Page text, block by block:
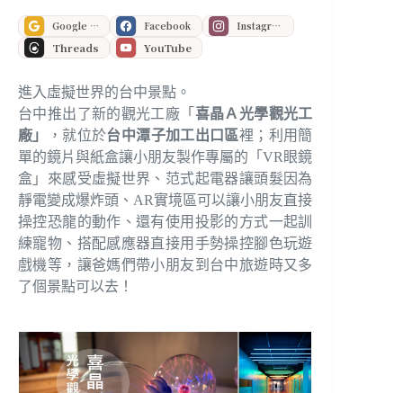
Google 偏好來源 Facebook Instagram
Threads YouTube
進入虛擬世界的台中景點。
台中推出了新的觀光工廠「 喜晶Ａ光學觀光工
廠」
，就位於台中潭子加工出口區裡；利用簡
單的鏡片與紙盒讓小朋友製作專屬的「VR眼鏡
盒」來感受虛擬世界、范式起電器讓頭髮因為
靜電變成爆炸頭、AR實境區可以讓小朋友直接
操控恐龍的動作、還有使用投影的方式一起訓
練寵物、搭配感應器直接用手勢操控腳色玩遊
戲機等，讓爸媽們帶小朋友到台中旅遊時又多
了個景點可以去！